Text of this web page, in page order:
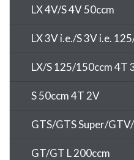
LX 4V/S 4V 50ccm
LX 3V i.e./S 3V i.e.
LX/S 125/150ccm 4T
S 50ccm 4T 2V
GTS/GTS Super/
GT/GT L 200ccm